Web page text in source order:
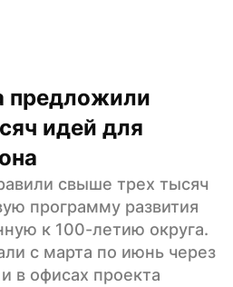
предложили
идей для
свыше трех тысяч
программу развития
к 100-летию округа.
с марта по июнь через
в офисах проекта